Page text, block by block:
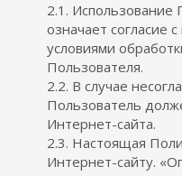
2.1. Использование
означает согласие
условиями
Пользователя.
2.2. В случае
Пользователь
Интернет-сайта.
2.3. Настоящая
Интернет-сайту.